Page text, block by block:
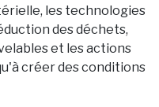
les technologies
des déchets,
et les actions
créer des conditions